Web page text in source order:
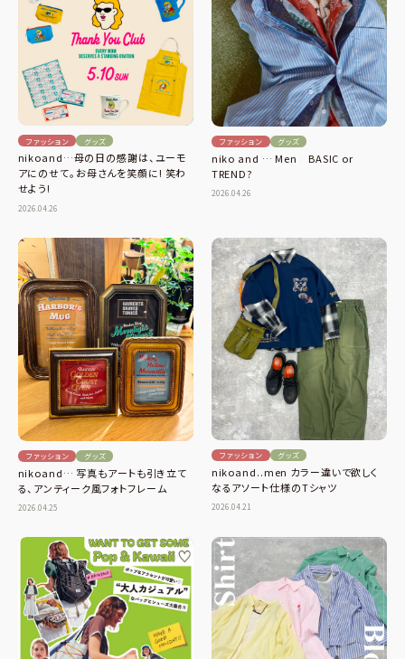
ファッション グッズ
nikoand…母の日の感謝は、ユーモ
アにのせて。お母さんを笑顔に! 笑わ
せよう!
2026.04.26
ファッション グッズ
niko and … Men BASIC or
TREND?
2026.04.26
ファッション グッズ
nikoand… 写真もアートも引き立て
る、アンティーク風フォトフレーム
2026.04.25
ファッション グッズ
nikoand..men カラー違いで欲しく
なるアソート仕様のTシャツ
2026.04.21